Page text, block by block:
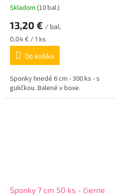
Skladom (10 bal.)
13,20 € / bal.
Jednotková
cena:
0,04 € / 1 ks
Do košíka
Sponky hnedé 6 cm - 300 ks - s
guličkou. Balené v boxe.
Sponky 7 cm 50 ks - čierne